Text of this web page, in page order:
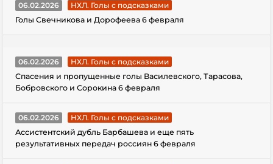
06.02.2026
НХЛ. Голы с подсказками
Голы Свечникова и Дорофеева 6 февраля
06.02.2026
НХЛ. Голы с подсказками
Спасения и пропущенные голы Василевского, Тарасова,
Бобровского и Сорокина 6 февраля
06.02.2026
НХЛ. Голы с подсказками
Ассистентский дубль Барбашева и еще пять
результативных передач россиян 6 февраля